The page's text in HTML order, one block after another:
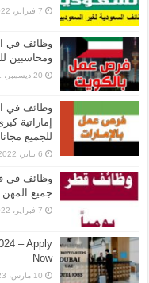
7 فبراير، 2022
ومحاسبين للعمل
20 ديسمبر، 2021
إماراتية
للجميع مجانا
6 يناير، 2022
جميع المهن
7 فبراير، 2022
– Apply
Now
10 مارس، 2023